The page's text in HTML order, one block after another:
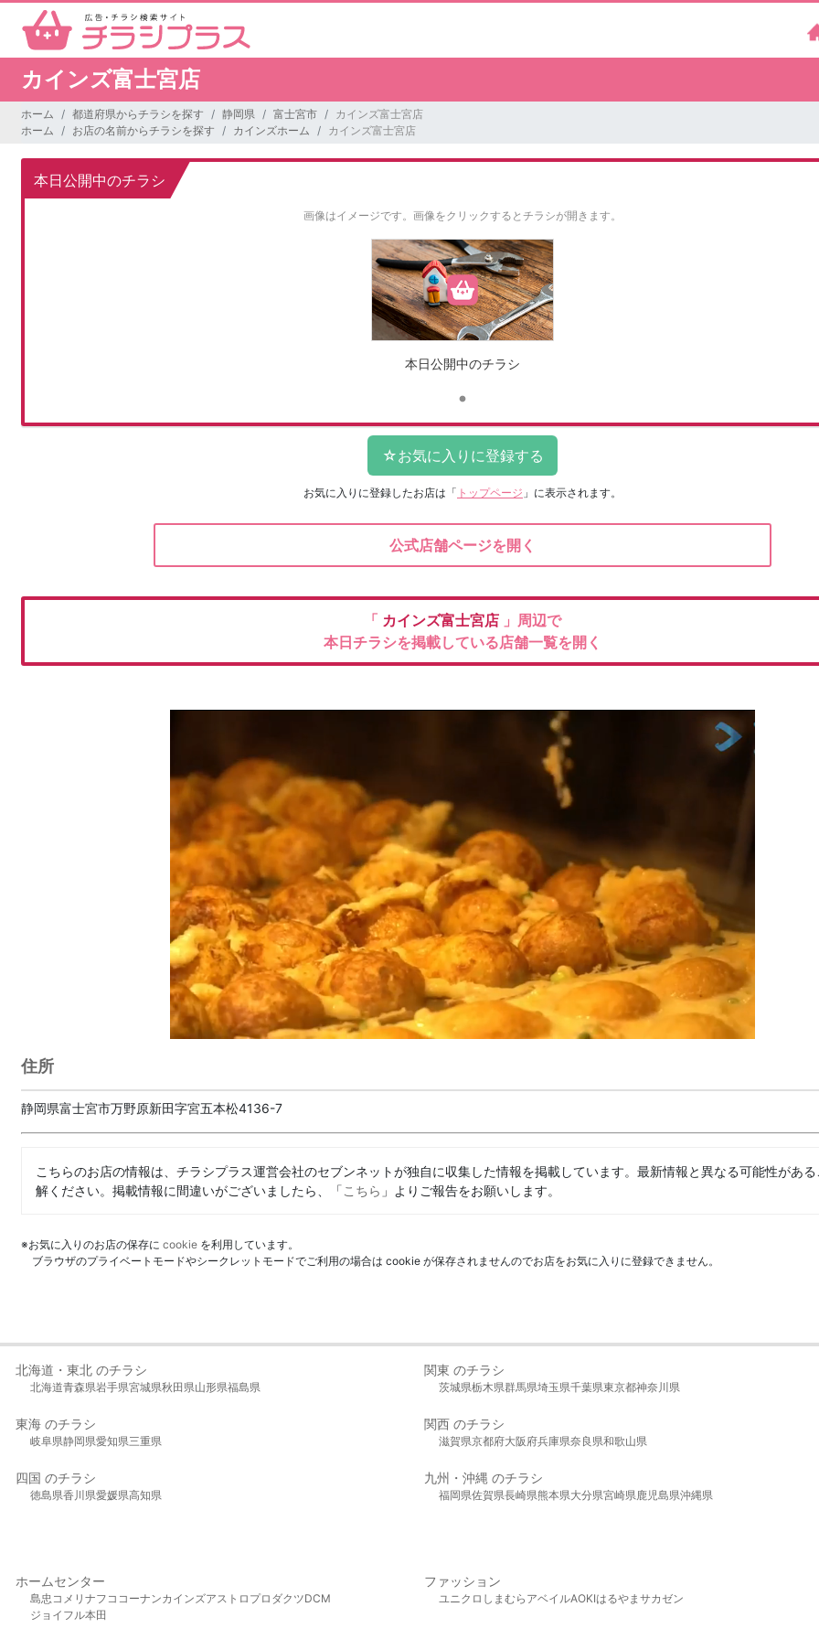
カインズ富士宮店
ホーム 都道府県からチラシを探す 静岡県 富士宮市
カインズ富士宮店
ホーム
お店の名前からチラシを探す カインズホーム カインズ富士宮店
本日公開中のチラシ
画像はイメージです。 画像をクリックするとチラシが開きます。
本日公開中のチラシ
お気に入りに登録したお店は 「 トップページ 」に表示されます。
公式店舗ページを開く
「 カインズ富士宮店 」周辺で
本日チラシを掲載している店舗一覧を開く
住所
静岡県富士宮市万野原新田字宮五本松4136-7
こちらのお店の情報は、チラシプラス運営会社のセブンネットが独自に収集した情報を掲載しています。最新情報と異なる可能性があ
解ください。掲載情報に間違いがございましたら、「こちら 」よりご報告をお願いします。
※お気に入りのお店の保存に cookie を利用しています。
ブラウザのプライベートモードやシークレットモードでご利用の場合は cookie が保存されませんのでお店をお気に入りに登録できません。
北海道・東北 のチラシ
北海道青森県岩手県宮城県秋田県山形県福島県
関東 のチラシ
茨城県栃木県群馬県埼玉県千葉県東京都神奈川県
東海 のチラシ
岐阜県静岡県愛知県三重県
関西 のチラシ
滋賀県京都府大阪府兵庫県奈良県和歌山県
四国 のチラシ
徳島県香川県愛媛県高知県
九州・沖縄 のチラシ
福岡県佐賀県長崎県熊本県大分県宮崎県鹿児島県沖縄県
ホームセンター
島忠 コメリ ナフコ コーナンカインズアストロプロダクツDCM
ジョイフル本田
ファッション
ユニクロ しまむら アベイルAOKIはるやま サカゼン